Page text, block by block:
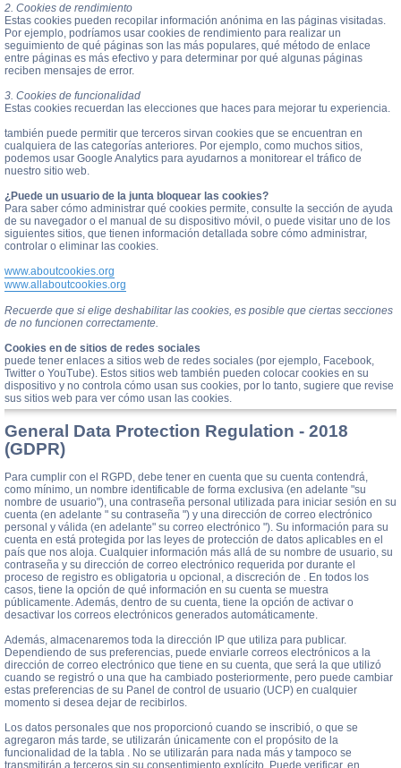
2. Cookies de rendimiento
Estas cookies pueden recopilar información anónima en las páginas visitadas.
Por ejemplo, podríamos usar cookies de rendimiento para realizar un
seguimiento de qué páginas son las más populares, qué método de enlace
entre páginas es más efectivo y para determinar por qué algunas páginas
reciben mensajes de error.
3. Cookies de funcionalidad
Estas cookies recuerdan las elecciones que haces para mejorar tu experiencia.
también puede permitir que terceros sirvan cookies que se encuentran en
cualquiera de las categorías anteriores. Por ejemplo, como muchos sitios,
podemos usar Google Analytics para ayudarnos a monitorear el tráfico de
nuestro sitio web.
¿Puede un usuario de la junta bloquear las cookies?
Para saber cómo administrar qué cookies permite, consulte la sección de ayuda
de su navegador o el manual de su dispositivo móvil, o puede visitar uno de los
siguientes sitios, que tienen información detallada sobre cómo administrar,
controlar o eliminar las cookies.
www.aboutcookies.org
www.allaboutcookies.org
Recuerde que si elige deshabilitar las cookies, es posible que ciertas secciones
de no funcionen correctamente.
Cookies en de sitios de redes sociales
puede tener enlaces a sitios web de redes sociales (por ejemplo, Facebook,
Twitter o YouTube). Estos sitios web también pueden colocar cookies en su
dispositivo y no controla cómo usan sus cookies, por lo tanto, sugiere que revise
sus sitios web para ver cómo usan las cookies.
General Data Protection Regulation - 2018
(GDPR)
Para cumplir con el RGPD, debe tener en cuenta que su cuenta contendrá,
como mínimo, un nombre identificable de forma exclusiva (en adelante "su
nombre de usuario"), una contraseña personal utilizada para iniciar sesión en su
cuenta (en adelante " su contraseña ") y una dirección de correo electrónico
personal y válida (en adelante" su correo electrónico "). Su información para su
cuenta en está protegida por las leyes de protección de datos aplicables en el
país que nos aloja. Cualquier información más allá de su nombre de usuario, su
contraseña y su dirección de correo electrónico requerida por durante el
proceso de registro es obligatoria u opcional, a discreción de . En todos los
casos, tiene la opción de qué información en su cuenta se muestra
públicamente. Además, dentro de su cuenta, tiene la opción de activar o
desactivar los correos electrónicos generados automáticamente.
Además, almacenaremos toda la dirección IP que utiliza para publicar.
Dependiendo de sus preferencias, puede enviarle correos electrónicos a la
dirección de correo electrónico que tiene en su cuenta, que será la que utilizó
cuando se registró o una que ha cambiado posteriormente, pero puede cambiar
estas preferencias de su Panel de control de usuario (UCP) en cualquier
momento si desea dejar de recibirlos.
Los datos personales que nos proporcionó cuando se inscribió, o que se
agregaron más tarde, se utilizarán únicamente con el propósito de la
funcionalidad de la tabla . No se utilizarán para nada más y tampoco se
transmitirán a terceros sin su consentimiento explícito. Puede verificar, en